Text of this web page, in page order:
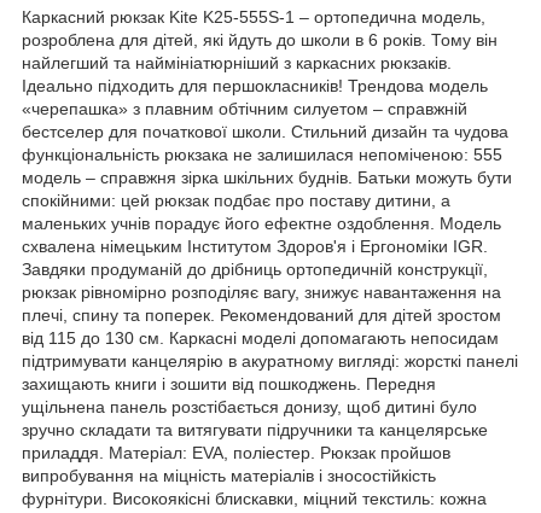
Каркасний рюкзак Kite K25-555S-1 – ортопедична модель,
розроблена для дітей, які йдуть до школи в 6 років. Тому він
найлегший та наймініатюрніший з каркасних рюкзаків.
Ідеально підходить для першокласників! Трендова модель
«черепашка» з плавним обтічним силуетом – справжній
бестселер для початкової школи. Стильний дизайн та чудова
функціональність рюкзака не залишилася непоміченою: 555
модель – справжня зірка шкільних буднів. Батьки можуть бути
спокійними: цей рюкзак подбає про поставу дитини, а
маленьких учнів порадує його ефектне оздоблення. Модель
схвалена німецьким Інститутом Здоров'я і Ергономіки IGR.
Завдяки продуманій до дрібниць ортопедичній конструкції,
рюкзак рівномірно розподіляє вагу, знижує навантаження на
плечі, спину та поперек. Рекомендований для дітей зростом
від 115 до 130 см. Каркасні моделі допомагають непосидам
підтримувати канцелярію в акуратному вигляді: жорсткі панелі
захищають книги і зошити від пошкоджень. Передня
ущільнена панель розстібається донизу, щоб дитині було
зручно складати та витягувати підручники та канцелярське
приладдя. Матеріал: EVA, поліестер. Рюкзак пройшов
випробування на міцність матеріалів і зносостійкість
фурнітури. Високоякісні блискавки, міцний текстиль: кожна